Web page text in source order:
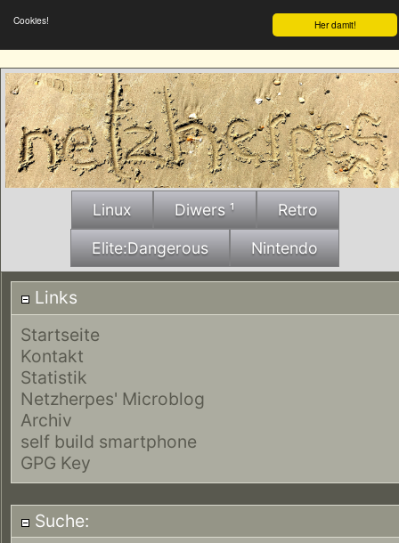
Her damit!
Cookies!
Linux Diwers ¹ Retro
Elite:Dangerous Nintendo
Links
Startseite
Kontakt
Statistik
Netzherpes' Microblog
Archiv
self build smartphone
GPG Key
Suche: